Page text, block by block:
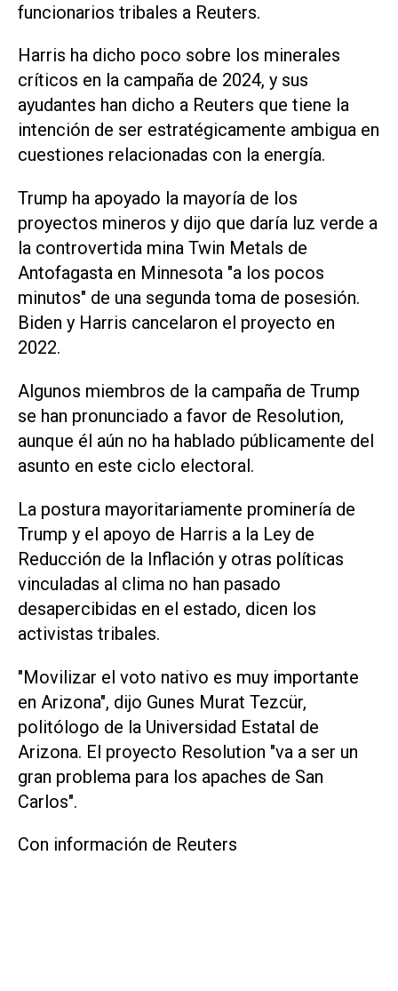
funcionarios tribales a Reuters.
Harris ha dicho poco sobre los minerales
críticos en la campaña de 2024, y sus
ayudantes han dicho a Reuters que tiene la
intención de ser estratégicamente ambigua en
cuestiones relacionadas con la energía.
Trump ha apoyado la mayoría de los
proyectos mineros y dijo que daría luz verde a
la controvertida mina Twin Metals de
Antofagasta en Minnesota "a los pocos
minutos" de una segunda toma de posesión.
Biden y Harris cancelaron el proyecto en
2022.
Algunos miembros de la campaña de Trump
se han pronunciado a favor de Resolution,
aunque él aún no ha hablado públicamente del
asunto en este ciclo electoral.
La postura mayoritariamente prominería de
Trump y el apoyo de Harris a la Ley de
Reducción de la Inflación y otras políticas
vinculadas al clima no han pasado
desapercibidas en el estado, dicen los
activistas tribales.
"Movilizar el voto nativo es muy importante
en Arizona", dijo Gunes Murat Tezcür,
politólogo de la Universidad Estatal de
Arizona. El proyecto Resolution "va a ser un
gran problema para los apaches de San
Carlos".
Con información de Reuters